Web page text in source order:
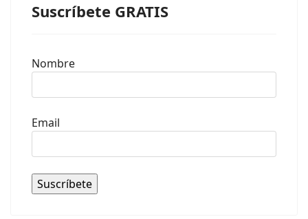
Suscríbete GRATIS
Nombre
Email